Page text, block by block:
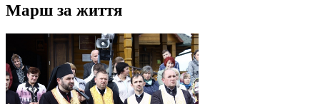
Марш за життя